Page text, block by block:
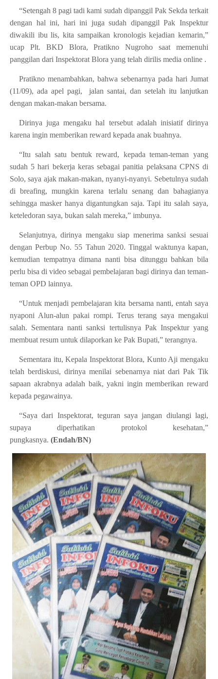
“Setengah 8 pagi tadi kami sudah dipanggil Pak Sekda terkait
dengan hal ini, hari ini juga sudah dipanggil Pak Inspektur
diwakili ibu lis, kita sampaikan kronologis kejadian kemarin,”
ucap Plt. BKD Blora, Pratikno Nugroho saat memenuhi
panggilan dari Inspektorat Blora yang telah dirilis media online .
Pratikno menambahkan, bahwa sebenarnya pada hari Jumat
(11/09), ada apel pagi, jalan santai, dan setelah itu lanjutkan
dengan makan-makan bersama.
Dirinya juga mengaku hal tersebut adalah inisiatif dirinya
karena ingin memberikan reward kepada anak buahnya.
“Itu salah satu bentuk reward, kepada teman-teman yang
sudah 5 hari bekerja keras sebagai panitia pelaksana CPNS di
Solo, saya ajak makan-makan, nyanyi-nyanyi. Sebetulnya sudah
di breafing, mungkin karena terlalu senang dan bahagianya
sehingga masker hanya digantungkan saja. Tapi itu salah saya,
keteledoran saya, bukan salah mereka,” imbunya.
Selanjutnya, dirinya mengaku siap menerima sanksi sesuai
dengan Perbup No. 55 Tahun 2020. Tinggal waktunya kapan,
kemudian tempatnya dimana nanti bisa ditunggu bahkan bila
perlu bisa di video sebagai pembelajaran bagi dirinya dan teman-
teman OPD lainnya.
“Untuk menjadi pembelajaran kita bersama nanti, entah saya
nyaponi Alun-alun pakai rompi. Terus terang saya mengakui
salah. Sementara nanti sanksi tertulisnya Pak Inspektur yang
membuat resum untuk dilaporkan ke Pak Bupati,” terangnya.
Sementara itu, Kepala Inspektorat Blora, Kunto Aji mengaku
telah berdiskusi, dirinya menilai sebenarnya niat dari Pak Tik
sapaan akrabnya adalah baik, yakni ingin memberikan reward
kepada pegawainya.
“Saya dari Inspektorat, teguran saya jangan diulangi lagi,
supaya diperhatikan protokol kesehatan,”
pungkasnya. (Endah/BN)